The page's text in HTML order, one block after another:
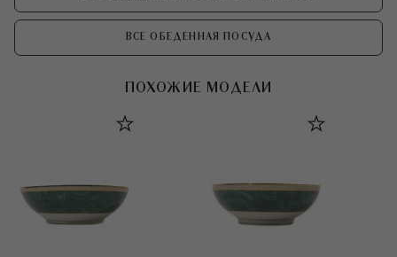
ВСЕ ОБЕДЕННАЯ ПОСУДА
ПОХОЖИЕ МОДЕЛИ